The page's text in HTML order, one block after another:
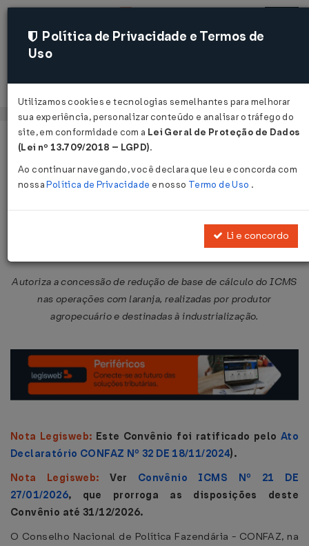
Acessar
Página Inicial Legislações
Convênio ICMS Nº 115 DE
Autoriza a concessão de redução de base de cálculo do ICMS
nas operações com laranja, realizadas por produtor
agropecuário e destinadas à industrialização.
Nota Legisweb: Este Convênio foi ratificado pelo Ato
Declaratório CONFAZ Nº 32 DE 18/11/2024).
Nota Legisweb:Ver Convênio ICMS Nº 21 DE
27/01/2026, que prorroga as disposições deste
Convênio até 31/12/2026.
O Conselho Nacional de Política Fazendária - CONFAZ, na
Política de Privacidade e Termos de
Uso
Utilizamos cookies e tecnologias semelhantes para melhorar
sua experiência, personalizar conteúdo e analisar o tráfego do
site, em conformidade com a Lei Geral de Proteção de Dados
(Lei nº 13.709/2018 – LGPD).
Ao continuar navegando, você declara que leu e concorda com
nossaPolítica de Privacidade e nosso Termo de Uso .
Li e concordo